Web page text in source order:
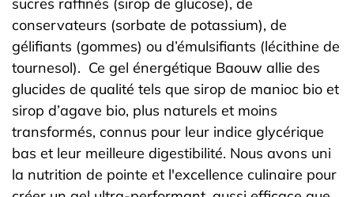
conservateurs (sorbate de potassium), de
gélifiants (gommes) ou d’émulsifiants (lécithine de
tournesol). Ce gel énergétique Baouw allie des
glucides de qualité tels que sirop de manioc bio et
sirop d’agave bio, plus naturels et moins
transformés, connus pour leur indice glycérique
bas et leur meilleure digestibilité. Nous avons uni
la nutrition de pointe et l'excellence culinaire pour